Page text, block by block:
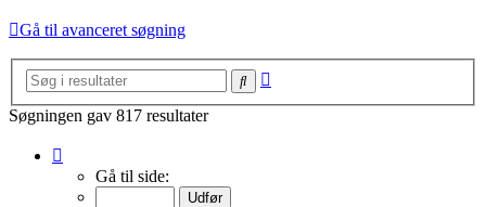
Gå til avanceret søgning
Søg
Søgningen gav 817 resultater
Gå til side: